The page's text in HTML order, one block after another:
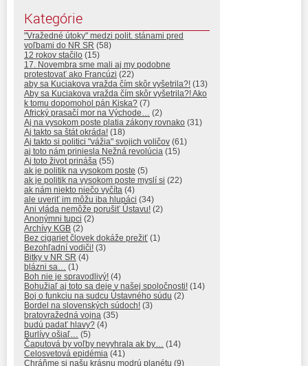
Kategórie
"Vražedné útoky" medzi polit. stánami pred
voľbami do NR SR (58)
12 rokov stačilo (15)
17. Novembra sme mali aj my podobne
protestovať ako Francúzi (22)
aby sa Kuciakova vražda čím skôr vyšetrila?! (13)
Aby sa Kuciakova vražda čím skôr vyšetrila?! Ako
k tomu dopomohol pán Kiska? (7)
Africký prasačí mor na Východe… (2)
Aj na vysokom poste platia zákony rovnako (31)
Aj takto sa štát okráda! (18)
Aj takto si politici "vážia" svojich voličov (61)
aj toto nám priniesla Nežná revolúcia (15)
Aj toto život prináša (55)
ak je politik na vysokom poste (5)
ak je politik na vysokom poste myslí si (22)
ak nám niekto niečo vyčíta (4)
ale uveriť im môžu iba hlupáci (34)
Ani vláda nemôže porušiť Ústavu! (2)
Anonýmni tupci (2)
Archívy KGB (2)
Bez cigariet človek dokáže prežiť (1)
Bezohľadní vodiči! (3)
Bitky v NR SR (4)
blázni sa… (1)
Boh nie je spravodlivý! (4)
Bohužiaľ aj toto sa deje v našej spoločnosti! (14)
Boj o funkciu na sudcu Ústavného súdu (2)
Bordel na slovenských súdoch! (3)
bratovražedná vojna (35)
budú padať hlavy? (4)
Burlívy ošiaľ… (5)
Čaputová by voľby nevyhrala ak by… (14)
Celosvetová epidémia (41)
Chráňme si našu krásnu modrú planétu (9)